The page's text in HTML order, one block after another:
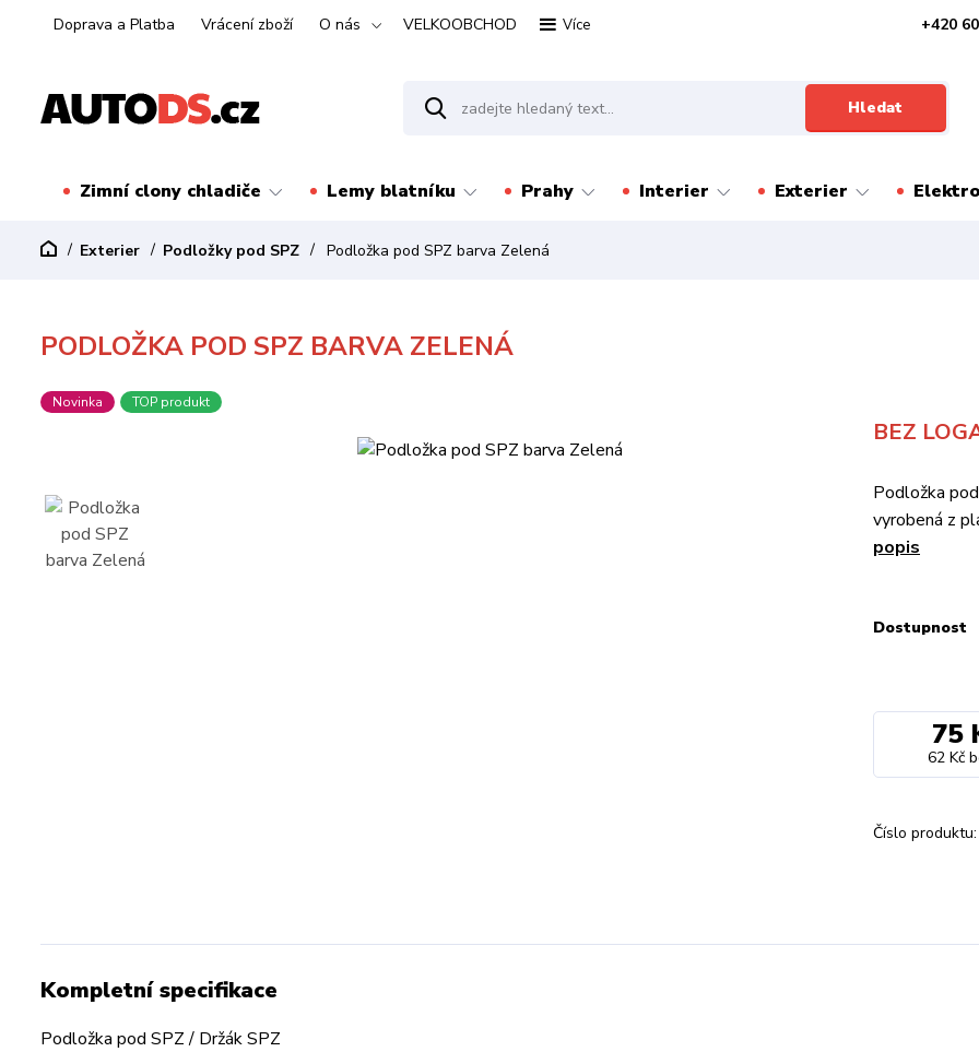
Doprava a Platba Vrácení zboží O nás VELKOOBCHOD Více
Hledat
+420
Zimní clony chladiče Lemy blatníku Prahy Interier Exterier Elektro
Exterier Podložky pod SPZ Podložka pod SPZ barva Zelená
PODLOŽKA POD SPZ BARVA ZELENÁ
Novinka TOP produkt
BEZ
Podložka
vyrobená z
popis
Dostupnost
75
62 Kč
Číslo produktu:
Kompletní specifikace
Podložka pod SPZ / Držák SPZ